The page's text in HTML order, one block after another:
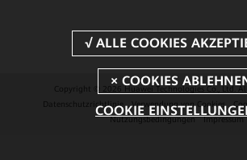
Copyright © 2026 Huawei Technologies Co., Ltd. All
Datenschutzrichtlinie
Verwendung von Cookies
Nutzungsbedingungen
Impressum
COOKIE